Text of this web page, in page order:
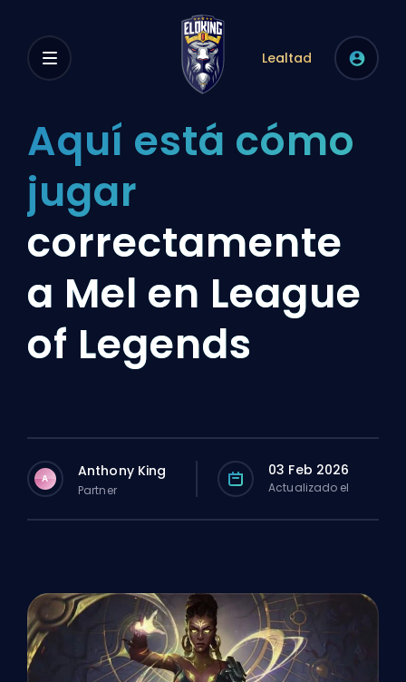
Lealtad
Aquí está cómo
jugar
correctamente
a Mel en League
of Legends
A Anthony King
Partner
03 Feb 2026
Actualizado el